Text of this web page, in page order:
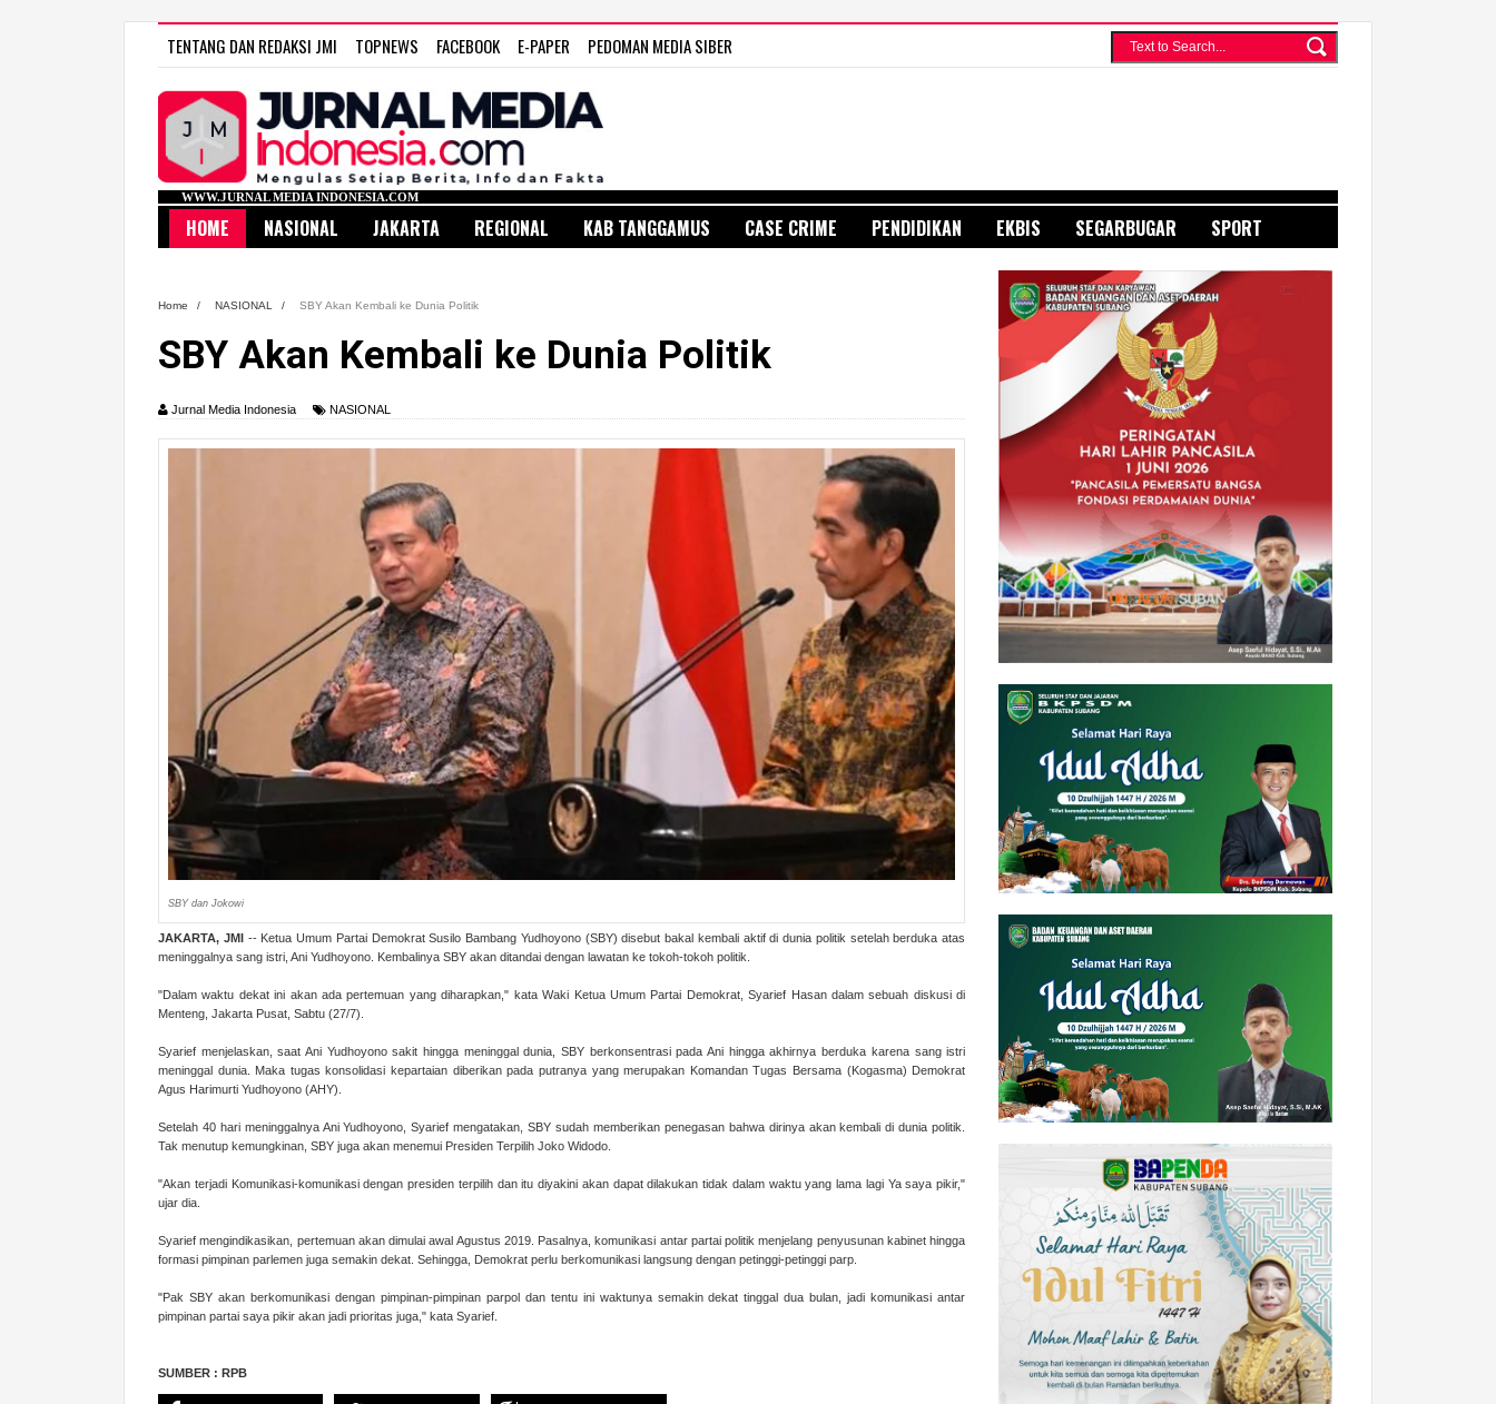
TENTANG DAN REDAKSI JMI TOPNEWS FACEBOOK E-PAPER PEDOMAN MEDIA SIBER
WWW.JURNAL MEDIA INDONESIA.COM
HOME NASIONAL JAKARTA REGIONAL KAB TANGGAMUS CASE CRIME PENDIDIKAN EKBIS SEGARBUGAR SPORT
Home / NASIONAL / SBY Akan Kembali ke Dunia Politik
SBY Akan Kembali ke Dunia Politik
Jurnal Media Indonesia NASIONAL
SBY dan Jokowi
JAKARTA, JMI-- Ketua Umum Partai Demokrat Susilo Bambang Yudhoyono (SBY) disebut bakal kembali aktif di dunia politik setelah berduka atas
meninggalnya sang istri, Ani Yudhoyono. Kembalinya SBY akan ditandai dengan lawatan ke tokoh-tokoh politik.
"Dalam waktu dekat ini akan ada pertemuan yang diharapkan," kata Waki Ketua Umum Partai Demokrat, Syarief Hasan dalam sebuah diskusi di
Menteng, Jakarta Pusat, Sabtu (27/7).
Syarief menjelaskan, saat Ani Yudhoyono sakit hingga meninggal dunia, SBY berkonsentrasi pada Ani hingga akhirnya berduka karena sang istri
meninggal dunia. Maka tugas konsolidasi kepartaian diberikan pada putranya yang merupakan Komandan Tugas Bersama (Kogasma) Demokrat
Agus Harimurti Yudhoyono (AHY).
Setelah 40 hari meninggalnya Ani Yudhoyono, Syarief mengatakan, SBY sudah memberikan penegasan bahwa dirinya akan kembali di dunia politik.
Tak menutup kemungkinan, SBY juga akan menemui Presiden Terpilih Joko Widodo.
"Akan terjadi Komunikasi-komunikasi dengan presiden terpilih dan itu diyakini akan dapat dilakukan tidak dalam waktu yang lama lagi Ya saya pikir,"
ujar dia.
Syarief mengindikasikan, pertemuan akan dimulai awal Agustus 2019. Pasalnya, komunikasi antar partai politik menjelang penyusunan kabinet hingga
formasi pimpinan parlemen juga semakin dekat. Sehingga, Demokrat perlu berkomunikasi langsung dengan petinggi-petinggi parp.
"Pak SBY akan berkomunikasi dengan pimpinan-pimpinan parpol dan tentu ini waktunya semakin dekat tinggal dua bulan, jadi komunikasi antar
pimpinan partai saya pikir akan jadi prioritas juga," kata Syarief.
SUMBER : RPB